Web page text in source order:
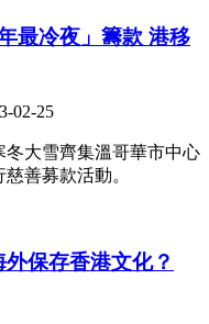
最冷夜」籌款 港移
02-25
冬大雪齊集溫哥華市中心
善募款活動。
保存香港文化？